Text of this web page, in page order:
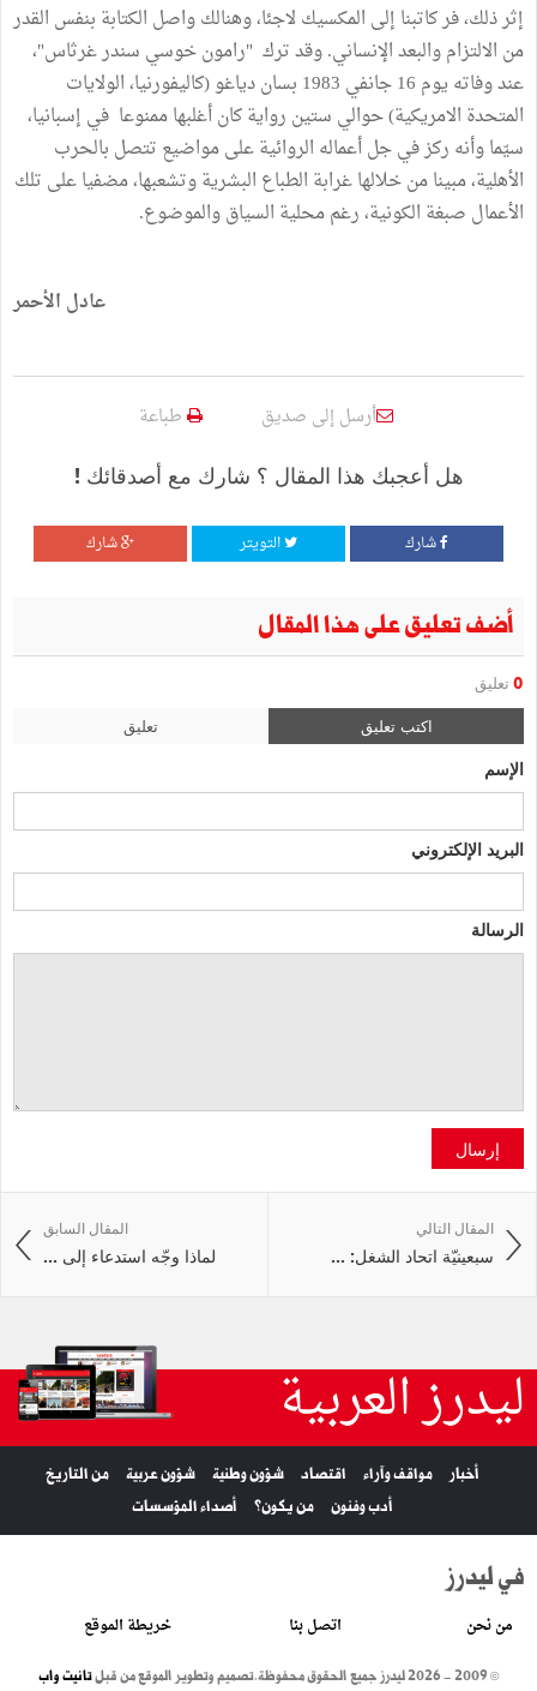
إثر ذلك، فر كاتبنا إلى المكسيك لاجئا، وهنالك واصل الكتابة بنفس القدر
من الالتزام والبعد الإنساني. وقد ترك "رامون خوسي سندر غرثاس"،
عند وفاته يوم 16 جانفي 1983 بسان دياغو (كاليفورنيا، الولايات
المتحدة الامريكية) حوالي ستين رواية كان أغلبها ممنوعا في إسبانيا،
سيّما وأنه ركز في جل أعماله الروائية على مواضيع تتصل بالحرب
الأهلية، مبينا من خلالها غرابة الطباع البشرية وتشعبها، مضفيا على تلك
الأعمال صبغة الكونية، رغم محلية السياق والموضوع.
عادل الأحمر
أرسل إلى صديق طباعة
هل أعجبك هذا المقال ؟ شارك مع أصدقائك !
شارك التويتر شارك
أضف تعليق على هذا المقال
0 تعليق
اكتب تعليق تعليق
الإسم
البريد الإلكتروني
الرسالة
إرسال
المقال السابق
لماذا وجّه استدعاء إلى ...
المقال التالي
سبعينيّة اتحاد الشغل: ...
ليدرز العربية
أخبار مواقف وآراء اقتصاد شؤون وطنية شؤون عربية
من التاريخ
أدب وفنون
من يكون؟ أصداء المؤسسات
في ليدرز
من نحن اتصل بنا خريطة الموقع
© 2009 - 2026 ليدرز جميع الحقوق محفوظة. تصميم وتطوير الموقع من قبلتانيت واب